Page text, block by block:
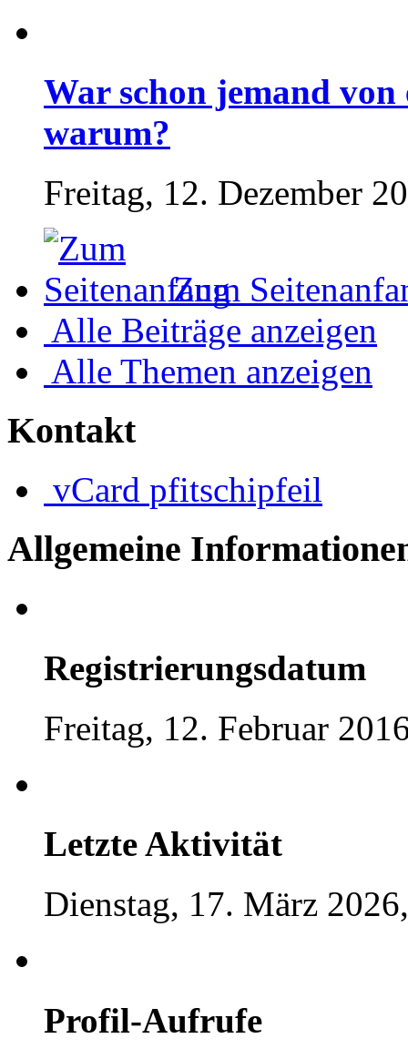
War schon jemand
warum?
Freitag, 12. Dezember
Zum
Alle Beiträge anzeigen
Alle Themen anzeigen
Kontakt
vCard pfitschipfeil
Allgemeine
Registrierungsdatum
Freitag, 12. Februar
Letzte Aktivität
Dienstag, 17. März
Profil-Aufrufe